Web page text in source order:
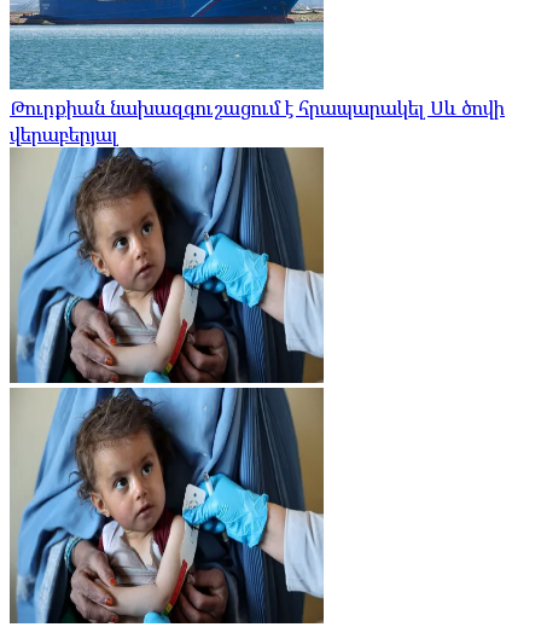
Թուրքիան նախազգուշացում է հրապարակել Սև ծովի
վերաբերյալ